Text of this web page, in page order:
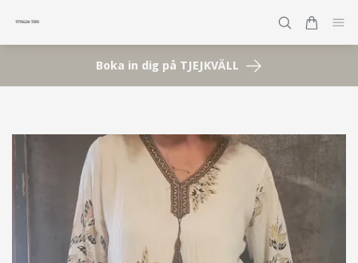
Boka in dig på TJEJKVÄLL